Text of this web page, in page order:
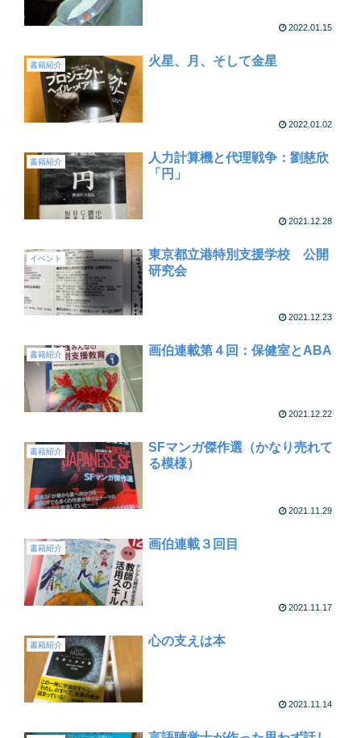
2022.01.15
書籍紹介 火星、月、そして金星
2022.01.02
書籍紹介
人力計算機と代理戦争：劉慈欣
「円」
2021.12.28
イベント
東京都立港特別支援学校 公開
研究会
2021.12.23
書籍紹介 画伯連載第４回：保健室とABA
2021.12.22
書籍紹介
SFマンガ傑作選（かなり売れて
る模様）
2021.11.29
書籍紹介 画伯連載３回目
2021.11.17
書籍紹介 心の支えは本
2021.11.14